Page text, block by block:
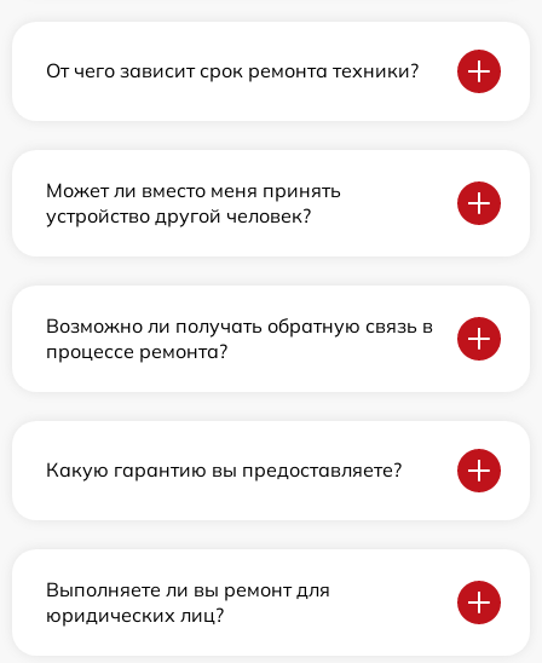
От чего зависит срок ремонта техники?
Может ли вместо меня принять
устройство другой человек?
Возможно ли получать обратную связь в
процессе ремонта?
Какую гарантию вы предоставляете?
Выполняете ли вы ремонт для
юридических лиц?